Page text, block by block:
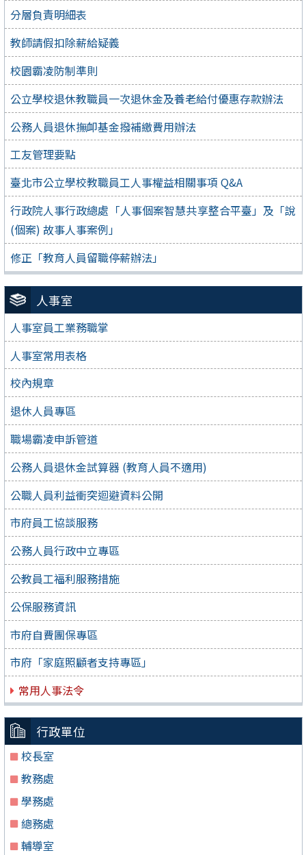
分層負責明細表
教師請假扣除薪給疑義
校園霸凌防制準則
公立學校退休教職員一次退休金及養老給付優惠存款辦法
公務人員退休撫卹基金撥補繳費用辦法
工友管理要點
臺北市公立學校教職員工人事權益相關事項 Q&A
行政院人事行政總處「人事個案智慧共享整合平臺」及「說
(個案) 故事人事案例」
修正「教育人員留職停薪辦法」
人事室
人事室員工業務職掌
人事室常用表格
校內規章
退休人員專區
職場霸凌申訴管道
公務人員退休金試算器 (教育人員不適用)
公職人員利益衝突迴避資料公開
市府員工協談服務
公務人員行政中立專區
公教員工福利服務措施
公保服務資訊
市府自費團保專區
市府「家庭照顧者支持專區」
常用人事法令
行政單位
校長室
教務處
學務處
總務處
輔導室